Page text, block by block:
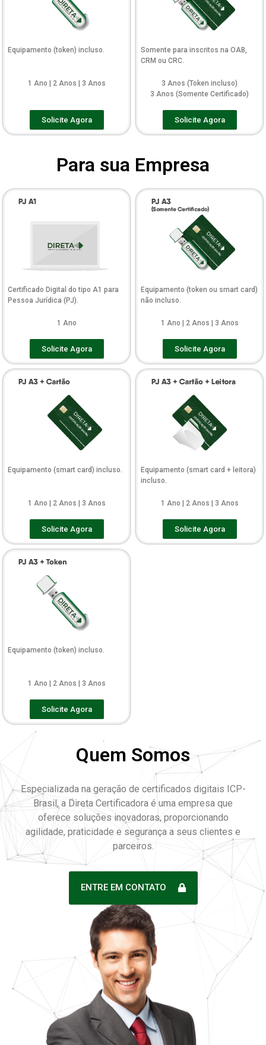
Equipamento (token) incluso.
1 Ano | 2 Anos | 3 Anos
Solicite Agora
Somente para inscritos na OAB,
CRM ou CRC.
3 Anos (Token incluso)
3 Anos (Somente Certificado)
Solicite Agora
Para sua Empresa
Certificado Digital do tipo A1 para
Pessoa Jurídica (PJ).
1 Ano
Solicite Agora
Equipamento (token ou smart card)
não incluso.
1 Ano | 2 Anos | 3 Anos
Solicite Agora
Equipamento (smart card) incluso.
1 Ano | 2 Anos | 3 Anos
Solicite Agora
Equipamento (smart card + leitora)
incluso.
1 Ano | 2 Anos | 3 Anos
Solicite Agora
Equipamento (token) incluso.
1 Ano | 2 Anos | 3 Anos
Solicite Agora
Quem Somos
Especializada na geração de certificados digitais ICP-
Brasil, a Direta Certificadora é uma empresa que
oferece soluções inovadoras, proporcionando
agilidade, praticidade e segurança a seus clientes e
parceiros.
ENTRE EM CONTATO